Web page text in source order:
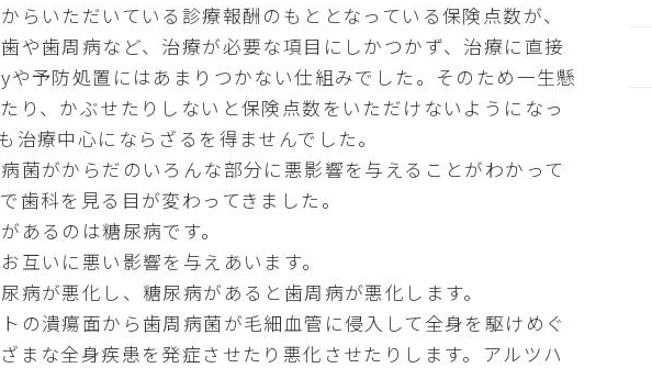
らいただいている診療報酬のもととなっている保険点数が、
や歯周病など、治療が必要な項目にしかつかず、治療に直接
や予防処置にはあまりつかない仕組みでした。そのため一生懸
り、かぶせたりしないと保険点数をいただけないようになっ
治療中心にならざるを得ませんでした。
菌がからだのいろんな部分に悪影響を与えることがわかって
歯科を見る目が変わってきました。
あるのは糖尿病です。
互いに悪い影響を与えあいます。
病が悪化し、糖尿病があると歯周病が悪化します。
の潰瘍面から歯周病菌が毛細血管に侵入して全身を駆けめぐ
まな全身疾患を発症させたり悪化させたりします。アルツハ